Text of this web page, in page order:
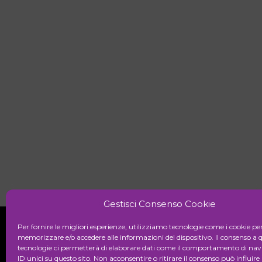
Gestisci Consenso Cookie
Per fornire le migliori esperienze, utilizziamo tecnologie come i cookie
memorizzare e/o accedere alle informazioni del dispositivo. Il consenso a
tecnologie ci permetterà di elaborare dati come il comportamento di
ID unici su questo sito. Non acconsentire o ritirare il consenso può influire
Initiative